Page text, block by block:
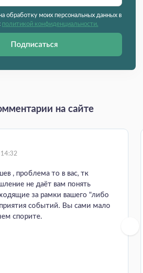
обработку моих персональных данных в
политикой конфиденциальности.
Подписаться
на сайте
14:32
, проблема то в вас, тк
не даёт вам понять
за рамки вашего "либо
событий. Вы сами мало
спорите.